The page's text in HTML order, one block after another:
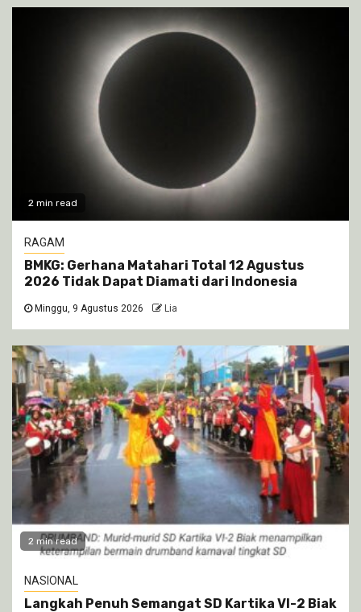
2 min read
RAGAM
BMKG: Gerhana Matahari Total 12 Agustus
2026 Tidak Dapat Diamati dari Indonesia
Minggu, 9 Agustus 2026 Lia
2 min read
NASIONAL
Langkah Penuh Semangat SD Kartika VI-2 Biak